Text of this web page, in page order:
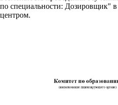
по специальности: Дозировщик"
центром.